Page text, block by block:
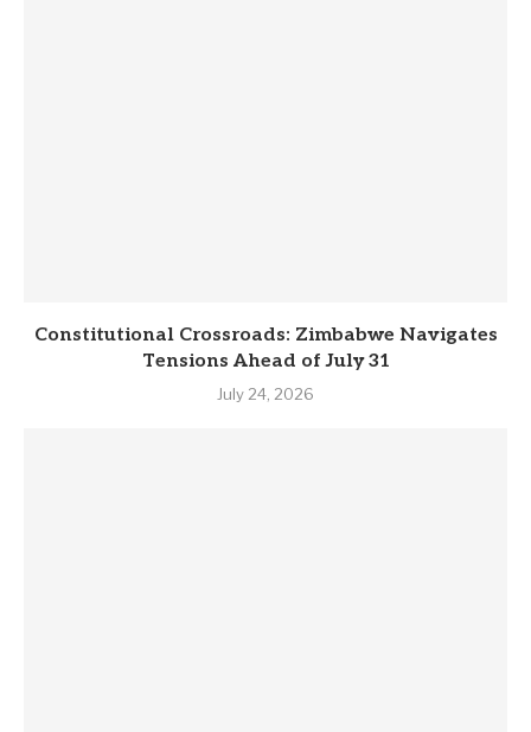
Constitutional Crossroads: Zimbabwe Navigates
Tensions Ahead of July 31
July 24, 2026